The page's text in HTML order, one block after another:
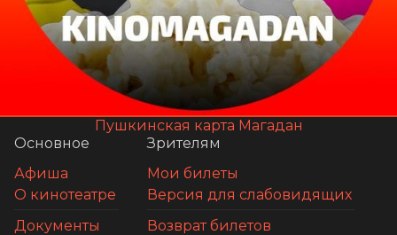
Пушкинская карта Магадан
Основное
Афиша
О кинотеатре
Документы
Зрителям
Мои билеты
Версия для слабовидящих
Возврат билетов